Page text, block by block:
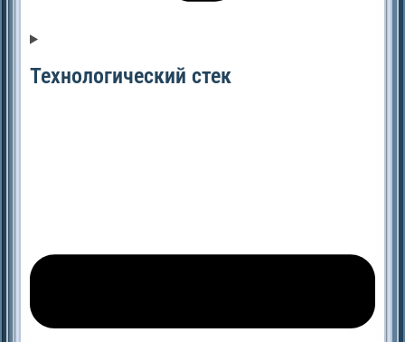
Технологический стек